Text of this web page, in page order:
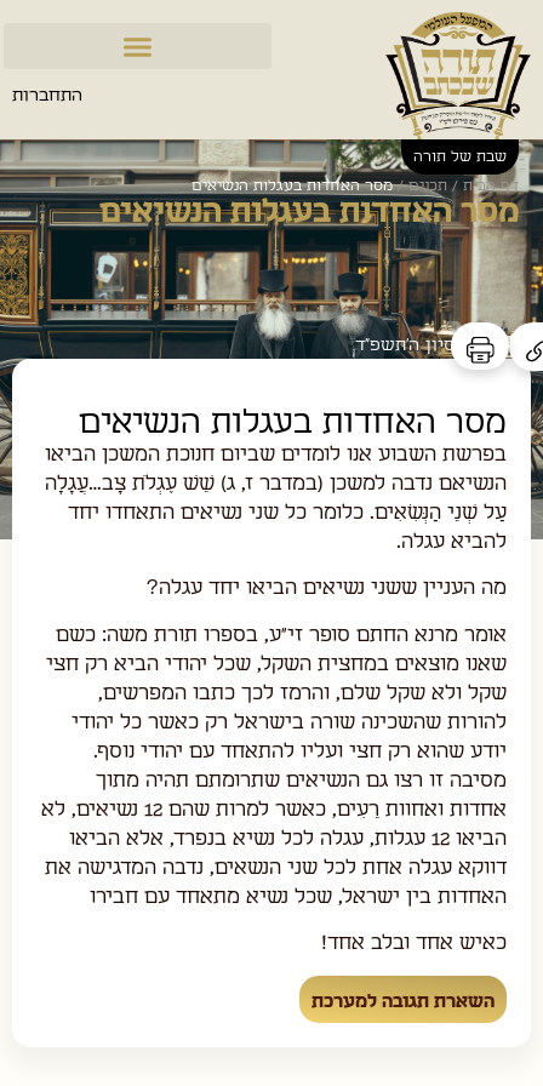
התחברות
שבת של תורה
דף הבית / תכנים/מסר האחדות בעגלות הנשיאים
מסר האחדות בעגלות הנשיאים
ז׳ בסיון ה׳תשפ״ד
מסר האחדות בעגלות הנשיאים
בפרשת השבוע אנו לומדים שביום חנוכת המשכן הביאו
הנשיאם נדבה למשכן (במדבר ז, ג) שֵׁשׁ עֶגְלֹת צָב…עֲגָלָה
עַל שְׁנֵי הַנְּשִׂאִים. כלומר כל שני נשיאים התאחדו יחד
להביא עגלה.
מה העניין ששני נשיאים הביאו יחד עגלה?
אומר מרנא החתם סופר זי"ע, בספרו תורת משה: כשם
שאנו מוצאים במחצית השקל, שכל יהודי הביא רק חצי
שקל ולא שקל שלם, והרמז לכך כתבו המפרשים,
להורות שהשכינה שורה בישראל רק כאשר כל יהודי
יודע שהוא רק חצי ועליו להתאחד עם יהודי נוסף.
מסיבה זו רצו גם הנשיאים שתרומתם תהיה מתוך
אחדות ואחוות רֵעִים, כאשר למרות שהם 12 נשיאים, לא
הביאו 12 עגלות, עגלה לכל נשיא בנפרד, אלא הביאו
דווקא עגלה אחת לכל שני הנשאים, נדבה המדגישה את
האחדות בין ישראל, שכל נשיא מתאחד עם חבירו
כאיש אחד ובלב אחד!
השארת תגובה למערכת